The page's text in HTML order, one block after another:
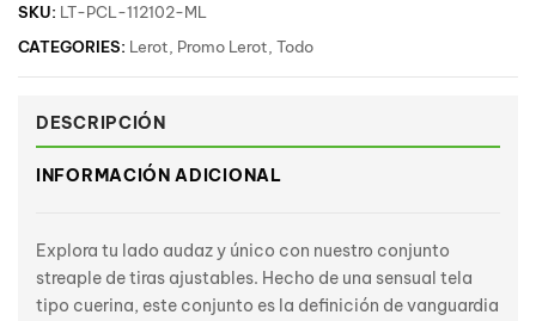
SKU: LT-PCL-112102-ML
CATEGORIES: Lerot, Promo Lerot, Todo
DESCRIPCIÓN
INFORMACIÓN ADICIONAL
Explora tu lado audaz y único con nuestro conjunto
streaple de tiras ajustables. Hecho de una sensual tela
tipo cuerina, este conjunto es la definición de vanguardia